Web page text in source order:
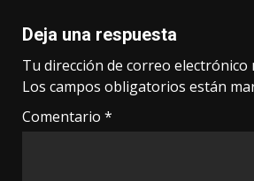
Deja una respuesta
Tu dirección de correo electrónico
Los campos obligatorios están
Comentario *